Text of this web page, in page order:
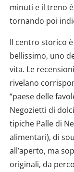
minuti e il treno è
tornando poi
Il centro storico
bellissimo, uno
vita. Le
rivelano
“paese delle
Negozietti di
tipiche Palle di
alimentari), di
all’aperto, ma
originali, da